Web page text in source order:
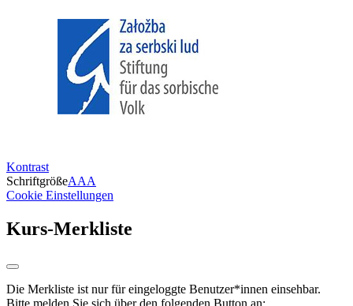
Kontrast
SchriftgrößeAAA
Cookie Einstellungen
Kurs-Merkliste
Die Merkliste ist nur für eingeloggte Benutzer*innen einsehbar.